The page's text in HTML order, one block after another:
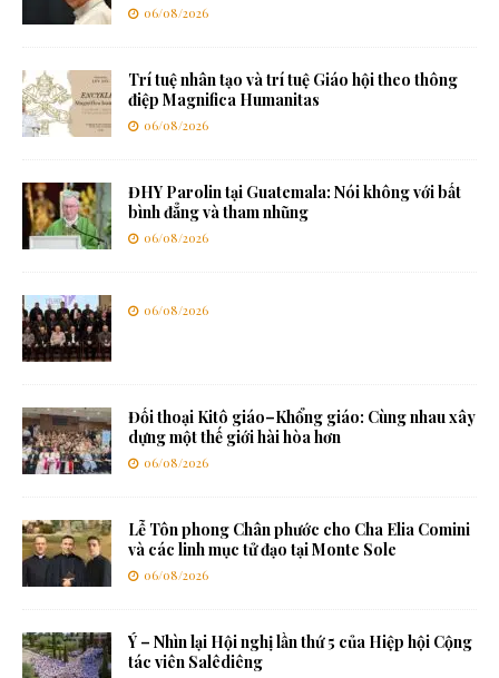
06/08/2026
Trí tuệ nhân tạo và trí tuệ Giáo hội theo thông
điệp Magnifica Humanitas
06/08/2026
ĐHY Parolin tại Guatemala: Nói không với bất
bình đẳng và tham nhũng
06/08/2026
06/08/2026
Đối thoại Kitô giáo–Khổng giáo: Cùng nhau xây
dựng một thế giới hài hòa hơn
06/08/2026
Lễ Tôn phong Chân phước cho Cha Elia Comini
và các linh mục tử đạo tại Monte Sole
06/08/2026
Ý – Nhìn lại Hội nghị lần thứ 5 của Hiệp hội Cộng
tác viên Salêdiêng